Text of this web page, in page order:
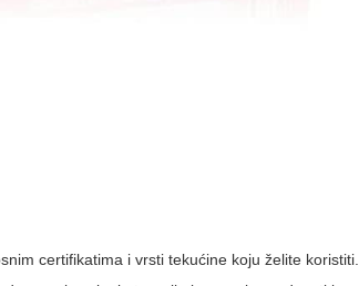
certifikatima i vrsti tekućine koju želite koristiti.